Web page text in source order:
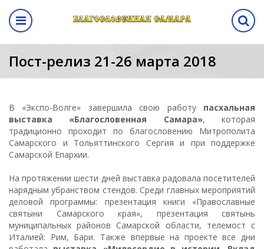
выставка
выставки
стенда
Назад
Программа
Программа выставки
Пост-релиз 21-26 марта 2018
В «Экспо-Волге» завершила свою работу пасхальная
выставка «Благословенная Самара», которая
традиционно проходит по благословению Митрополита
Самарского и Тольяттинского Сергия и при поддержке
Самарской Епархии.
На протяжении шести дней выставка радовала посетителей
нарядным убранством стендов. Среди главных мероприятий
деловой программы: презентация книги «Православные
святыни Самарского края», презентация святынь
муниципальных районов Самарской области, телемост с
Италией: Рим, Бари. Также впервые на проекте все дни